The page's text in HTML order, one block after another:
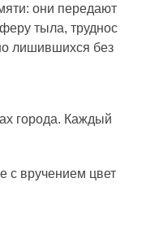
они передают
тыла, труднос
лишившихся без
города. Каждый
свручением цвет